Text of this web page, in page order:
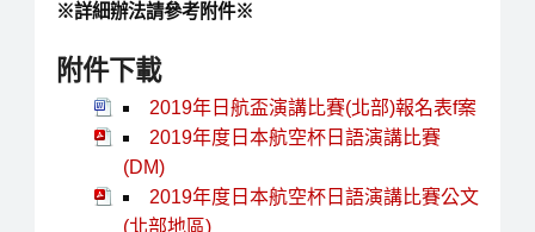
※詳細辦法請參考附件※
附件下載
2019年日航盃演講比賽(北部)報名表f案
2019年度日本航空杯日語演講比賽
(DM)
2019年度日本航空杯日語演講比賽公文
(北部地區)